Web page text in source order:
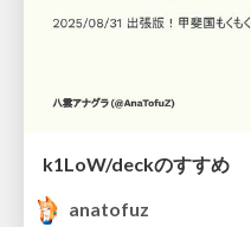
k1LoW/deckのすすめ
anatofuz